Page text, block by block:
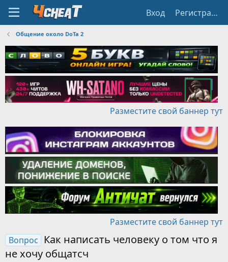
Вход Регистрация
Общение около DoTa 2
Разместите свой баннер тут
Разместите свой баннер тут
Вопрос
Как написать человеку о том что я
не хочу общатсч